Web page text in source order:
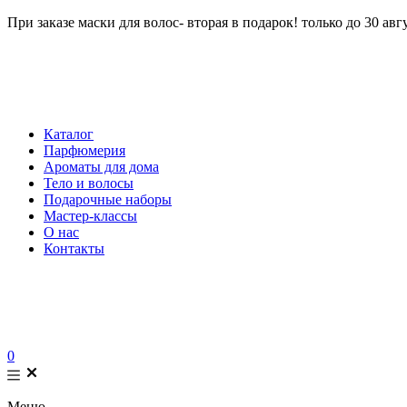
При заказе маски для волос- вторая в подарок! только до 30
Каталог
Парфюмерия
Ароматы для дома
Тело и волосы
Подарочные наборы
Мастер-классы
О нас
Контакты
0